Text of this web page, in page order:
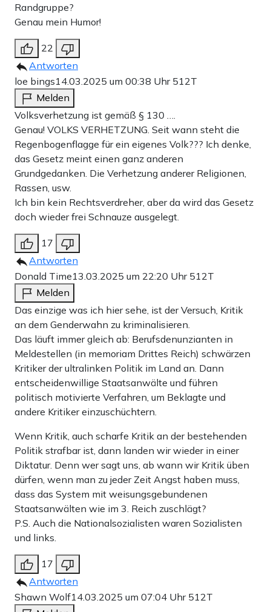
Randgruppe?
Genau mein Humor!
22
Antworten
loe bings14.03.2025 um 00:38 Uhr 512T
Melden
Volksverhetzung ist gemäß § 130 ….
Genau! VOLKS VERHETZUNG. Seit wann steht die
Regenbogenflagge für ein eigenes Volk??? Ich denke,
das Gesetz meint einen ganz anderen
Grundgedanken. Die Verhetzung anderer Religionen,
Rassen, usw.
Ich bin kein Rechtsverdreher, aber da wird das Gesetz
doch wieder frei Schnauze ausgelegt.
17
Antworten
Donald Time13.03.2025 um 22:20 Uhr 512T
Melden
Das einzige was ich hier sehe, ist der Versuch, Kritik
an dem Genderwahn zu kriminalisieren.
Das läuft immer gleich ab: Berufsdenunzianten in
Meldestellen (in memoriam Drittes Reich) schwärzen
Kritiker der ultralinken Politik im Land an. Dann
entscheidenwillige Staatsanwälte und führen
politisch motivierte Verfahren, um Beklagte und
andere Kritiker einzuschüchtern.
Wenn Kritik, auch scharfe Kritik an der bestehenden
Politik strafbar ist, dann landen wir wieder in einer
Diktatur. Denn wer sagt uns, ab wann wir Kritik üben
dürfen, wenn man zu jeder Zeit Angst haben muss,
dass das System mit weisungsgebundenen
Staatsanwälten wie im 3. Reich zuschlägt?
P.S. Auch die Nationalsozialisten waren Sozialisten
und links.
17
Antworten
Shawn Wolf14.03.2025 um 07:04 Uhr 512T